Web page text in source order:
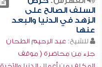
السلف الصالح على
الزهد في الدنيا والبعد
عنها
للشيخ: عبد الرحيم الطحان
جزء من محاضرة ( موقف